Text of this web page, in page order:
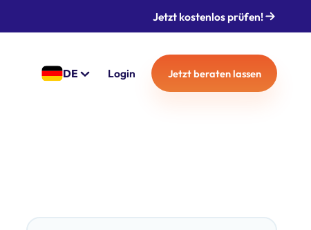
Jetzt kostenlos prüfen!
DE Login Jetzt beraten lassen